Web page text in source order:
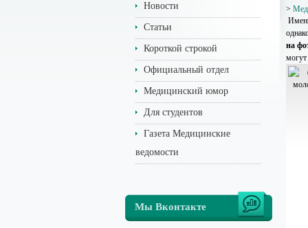
Новости
Статьи
Короткой строкой
Официальный отдел
Медицинский юмор
Для студентов
Газета Медицинские
ведомости
Мы Вконтакте
>
на
могут